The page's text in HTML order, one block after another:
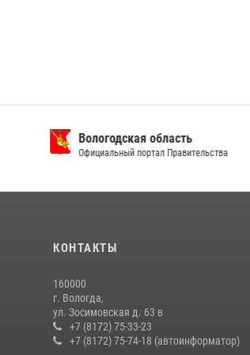
Вологодская область
Официальный портал Правительства
КОНТАКТЫ
160000
г. Вологда,
ул. Зосимовская д. 63 в
+7 (8172) 75-33-23
+7 (8172) 75-74-18 (автоинформатор)